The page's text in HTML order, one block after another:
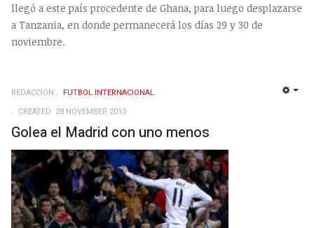
llegó a este país procedente de Ghana, para luego desplazarse
a Tanzania, en donde permanecerá los días 29 y 30 de
noviembre.
REDACCIÓN
FUTBOL INTERNACIONAL
CREATED: 28 NOVEMBER 2013
Golea el Madrid con uno menos